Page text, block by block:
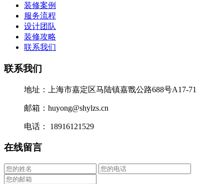
装修案例
服务流程
设计团队
装修攻略
联系我们
联系我们
地址：上海市嘉定区马陆镇嘉戬公路688号A17-71
邮箱：huyong@shylzs.cn
电话： 18916121529
在线留言